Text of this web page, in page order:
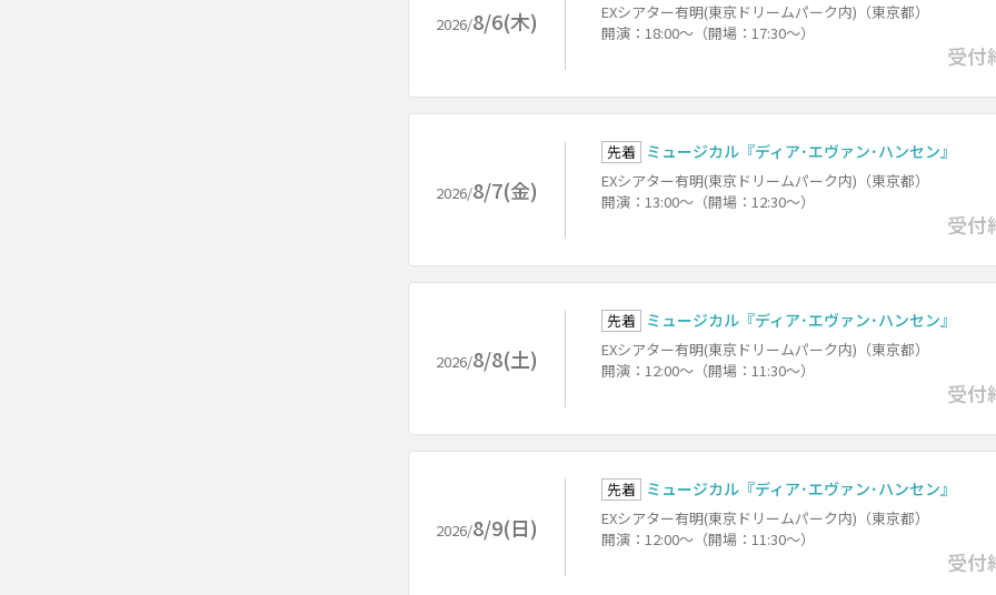
2026/8/6(木)
EXシアター有明(東京ドリームパーク内)（東京都）
開演：18:00～（開場：17:30～）
受付
2026/8/7(金)
先着 ミュージカル『ディア･エヴァン･ハンセン』
EXシアター有明(東京ドリームパーク内)（東京都）
開演：13:00～（開場：12:30～）
受付
2026/8/8(土)
先着 ミュージカル『ディア･エヴァン･ハンセン』
EXシアター有明(東京ドリームパーク内)（東京都）
開演：12:00～（開場：11:30～）
受付
2026/8/9(日)
先着 ミュージカル『ディア･エヴァン･ハンセン』
EXシアター有明(東京ドリームパーク内)（東京都）
開演：12:00～（開場：11:30～）
受付